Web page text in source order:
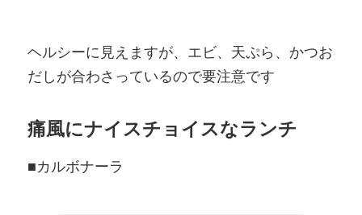
ヘルシーに見えますが、エビ、天ぷら、かつお
だしが合わさっているので要注意です
痛風にナイスチョイスなランチ
■カルボナーラ